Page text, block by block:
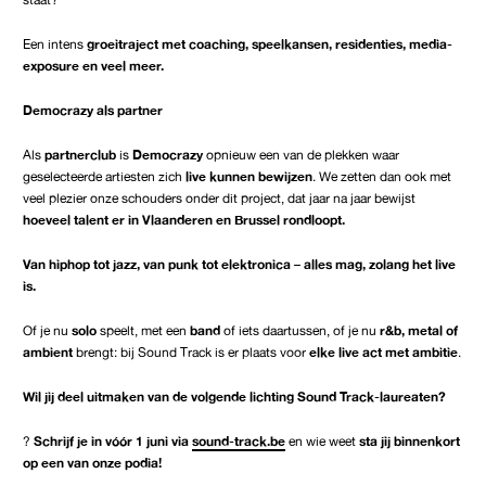
Een intens groeitraject met coaching, speelkansen, residenties, media-
exposure en veel meer.
Democrazy als partner
Als partnerclub is Democrazy opnieuw een van de plekken waar
geselecteerde artiesten zich live kunnen bewijzen. We zetten dan ook met
veel plezier onze schouders onder dit project, dat jaar na jaar bewijst
hoeveel talent er in Vlaanderen en Brussel rondloopt.
Van hiphop tot jazz, van punk tot elektronica – alles mag, zolang het live
is.
Of je nu solo speelt, met een band of iets daartussen, of je nu r&b, metal of
ambient brengt: bij Sound Track is er plaats voor elke live act met ambitie.
Wil jij deel uitmaken van de volgende lichting Sound Track-laureaten?
? Schrijf je in vóór 1 juni via sound-track.be en wie weet sta jij binnenkort
op een van onze podia!